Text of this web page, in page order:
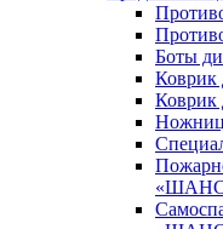
Боты
Коврик
Коврик